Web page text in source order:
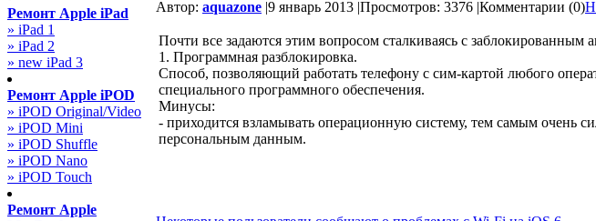
Ремонт Apple iPad
» iPad 1
» iPad 2
» new iPad 3
Ремонт Apple iPOD
» iPOD Original/Video
» iPOD Mini
» iPOD Shuffle
» iPOD Nano
» iPOD Touch
Ремонт Apple
Автор: aquazone |9 январь 2013 |Просмотров: 3376 |Комментарии (0)
Почти все задаются этим вопросом сталкиваясь с
1. Программная разблокировка.
Способ, позволяющий работать телефону с сим-картой любого
специального программного обеспечения.
Минусы:
- приходится взламывать операционную систему, тем самым очень
персональным данным.